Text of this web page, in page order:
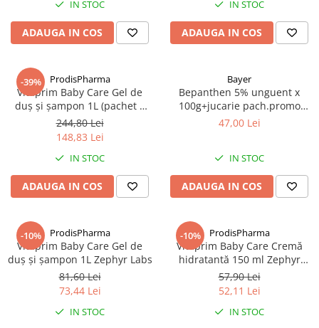
Produse antiparazitare
Sarcina si alaptare
Altele-Mama si copil
Produse pentru ingrijire si
frumusete
Ingrijire ten
Ingrijire maini si picioare
Ingrijire par
Scutece adulti
Igiena intima
Ingrijire corp
Produse anti-insecte
Protectie solara
IN STOC
ADAUGA IN COS
IN STOC
ADAUGA IN COS
-39% ProdisPharma
Vitaprim Baby Care Gel de
duş şi şampon 1L (pachet 3
buc) Zephyr Labs
244,80 Lei
148,83 Lei
IN STOC
ADAUGA IN COS
Bayer
Bepanthen 5% unguent x
100g+jucarie pach.promo
Zephyr Labs
47,00 Lei
IN STOC
ADAUGA IN COS
-10% ProdisPharma
Vitaprim Baby Care Gel de
duş şi şampon 1L Zephyr Labs
81,60 Lei
73,44 Lei
IN STOC
-10% ProdisPharma
Vitaprim Baby Care Cremă
hidratantă 150 ml Zephyr
Labs
57,90 Lei
52,11 Lei
IN STOC